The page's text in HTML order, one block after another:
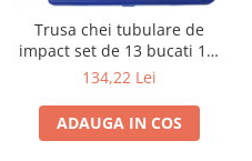
Trusa chei tubulare de
impact set de 13 bucati 10-
32mm
134,22 Lei
ADAUGA IN COS